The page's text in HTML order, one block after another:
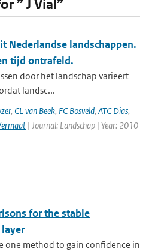
” J Vial”
Nederlandse landschappen.
tijd ontrafeld.
door het landschap varieert
landsc...
, CL van Beek, FC Bosveld, ATC Dias,
| Journal: Landschap | Year: 2010
for the stable
one method to gain confidence in